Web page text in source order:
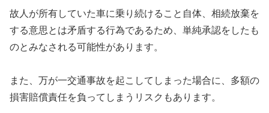
故人が所有していた車に乗り続けること自体、相続放棄を
する意思とは矛盾する行為であるため、単純承認をしたも
のとみなされる可能性があります。
また、万が一交通事故を起こしてしまった場合に、多額の
損害賠償責任を負ってしまうリスクもあります。